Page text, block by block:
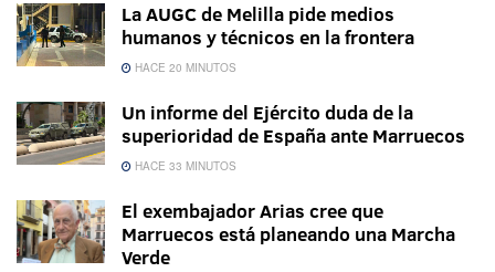
La AUGC de Melilla pide medios
humanos y técnicos en la frontera
HACE 20 MINUTOS
Un informe del Ejército duda de la
superioridad de España ante Marruecos
HACE 33 MINUTOS
El exembajador Arias cree que
Marruecos está planeando una Marcha
Verde